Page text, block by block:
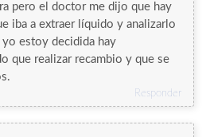
pero el doctor me dijo que hay
iba a extraer líquido y analizarlo
yo estoy decidida hay
que realizar recambio y que se
Responder